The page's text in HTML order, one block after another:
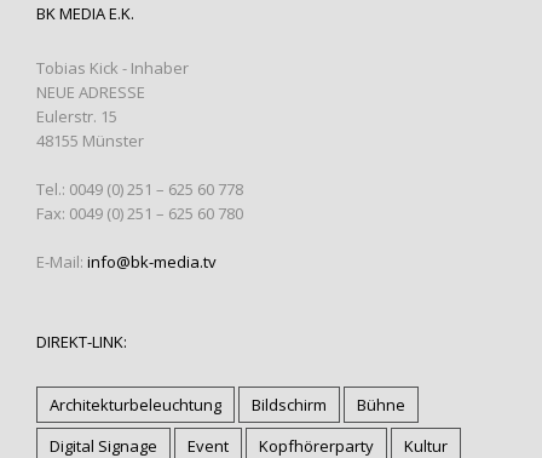
BK MEDIA E.K.
Tobias Kick - Inhaber
NEUE ADRESSE
Eulerstr. 15
48155 Münster
Tel.: 0049 (0) 251 – 625 60 778
Fax: 0049 (0) 251 – 625 60 780
E-Mail: info@bk-media.tv
DIREKT-LINK:
Architekturbeleuchtung Bildschirm
Bühne
Digital Signage
Event Kopfhörerparty
Kultur